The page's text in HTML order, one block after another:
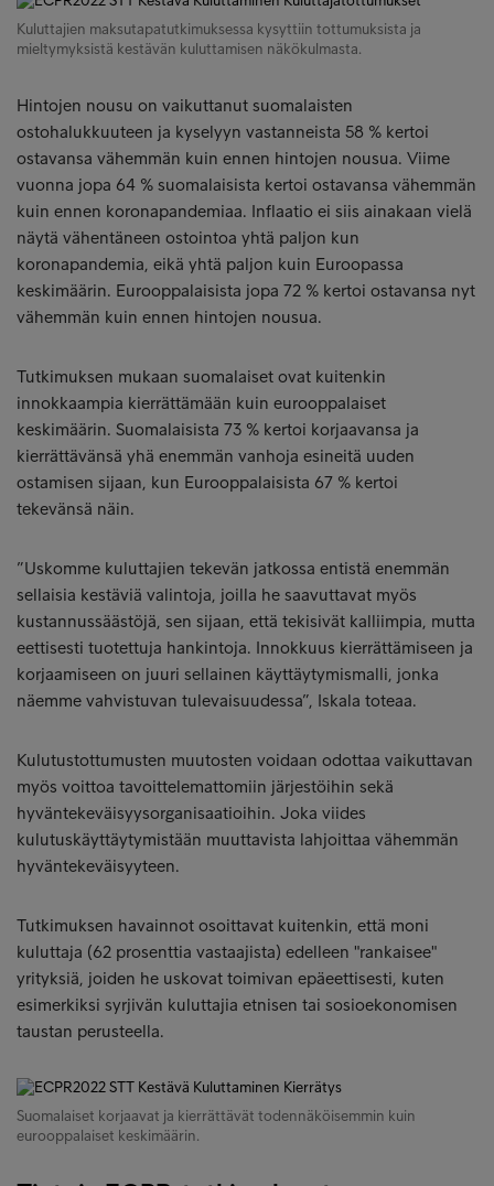
Kuluttajien maksutapatutkimuksessa kysyttiin tottumuksista ja
mieltymyksistä kestävän kuluttamisen näkökulmasta.
Hintojen nousu on vaikuttanut suomalaisten
ostohalukkuuteen ja kyselyyn vastanneista 58 % kertoi
ostavansa vähemmän kuin ennen hintojen nousua. Viime
vuonna jopa 64 % suomalaisista kertoi ostavansa vähemmän
kuin ennen koronapandemiaa. Inflaatio ei siis ainakaan vielä
näytä vähentäneen ostointoa yhtä paljon kun
koronapandemia, eikä yhtä paljon kuin Euroopassa
keskimäärin. Eurooppalaisista jopa 72 % kertoi ostavansa nyt
vähemmän kuin ennen hintojen nousua.
Tutkimuksen mukaan suomalaiset ovat kuitenkin
innokkaampia kierrättämään kuin eurooppalaiset
keskimäärin. Suomalaisista 73 % kertoi korjaavansa ja
kierrättävänsä yhä enemmän vanhoja esineitä uuden
ostamisen sijaan, kun Eurooppalaisista 67 % kertoi
tekevänsä näin.
”Uskomme kuluttajien tekevän jatkossa entistä enemmän
sellaisia kestäviä valintoja, joilla he saavuttavat myös
kustannussäästöjä, sen sijaan, että tekisivät kalliimpia, mutta
eettisesti tuotettuja hankintoja. Innokkuus kierrättämiseen ja
korjaamiseen on juuri sellainen käyttäytymismalli, jonka
näemme vahvistuvan tulevaisuudessa”, Iskala toteaa.
Kulutustottumusten muutosten voidaan odottaa vaikuttavan
myös voittoa tavoittelemattomiin järjestöihin sekä
hyväntekeväisyysorganisaatioihin. Joka viides
kulutuskäyttäytymistään muuttavista lahjoittaa vähemmän
hyväntekeväisyyteen.
Tutkimuksen havainnot osoittavat kuitenkin, että moni
kuluttaja (62 prosenttia vastaajista) edelleen "rankaisee"
yrityksiä, joiden he uskovat toimivan epäeettisesti, kuten
esimerkiksi syrjivän kuluttajia etnisen tai sosioekonomisen
taustan perusteella.
Suomalaiset korjaavat ja kierrättävät todennäköisemmin kuin
eurooppalaiset keskimäärin.